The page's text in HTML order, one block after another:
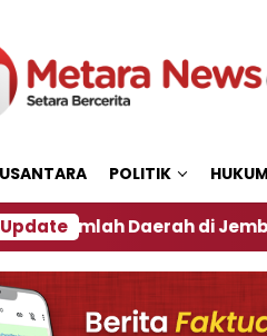
POLITIK HUKUM
Daerah di Jember Alami